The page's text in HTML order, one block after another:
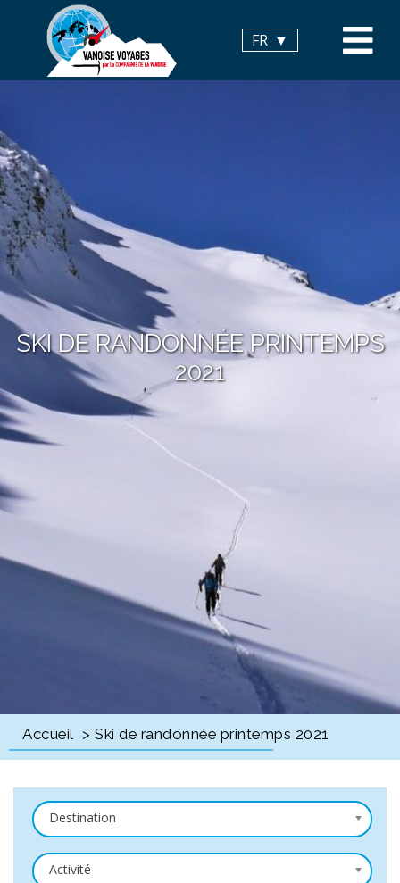
FR
SKI DE RANDONNÉE PRINTEMPS
2021
Accueil > Ski de randonnée printemps 2021
Destination
Activité
Panneau de gestion des cookies